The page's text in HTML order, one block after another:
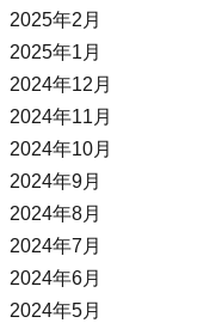
2025年2月
2025年1月
2024年12月
2024年11月
2024年10月
2024年9月
2024年8月
2024年7月
2024年6月
2024年5月